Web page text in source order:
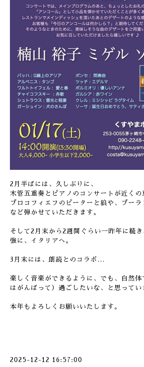
2月半ばには、久しぶりに、
木管五重奏とピアノのコンサートが近くの
プロコフィエフのピーターと狼や、プー
など弾かせていただきます。
そして2月末から2週間ぐらい一昨年に続
強に、イタリアへ。
3月末には、朗読とのコラボ…
楽しく音楽ができるように、でも、自然体
はがんばって）過ごしたいな、と思ってい
本年もよろしくお願いいたします。
2025-12-12 16:57:00